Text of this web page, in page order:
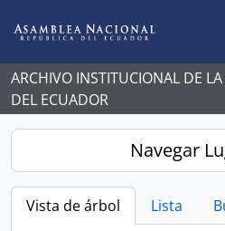
ARCHIVO INSTITUCIONAL DE
DEL ECUADOR
Navegar
Vista de árbol Lista